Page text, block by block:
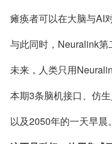
瘫痪者可以在大脑与AI
与此同时，Neuralink
未来，人类只用
本期3条脑机接口、仿
以及2050年的一天早晨。